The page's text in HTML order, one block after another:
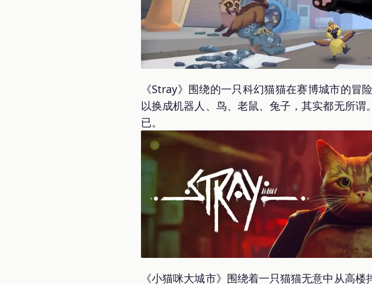
《Stray》围绕的一只科幻猫猫在赛博城市的
以换成机器人、鸟、老鼠、兔子，其实都无所
已。
《小猫咪大城市》围绕着一只猫猫无意中从高